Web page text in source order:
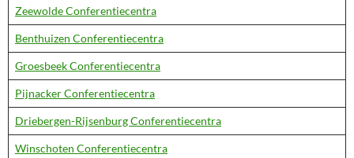
Zeewolde Conferentiecentra
Benthuizen Conferentiecentra
Groesbeek Conferentiecentra
Pijnacker Conferentiecentra
Driebergen-Rijsenburg Conferentiecentra
Winschoten Conferentiecentra